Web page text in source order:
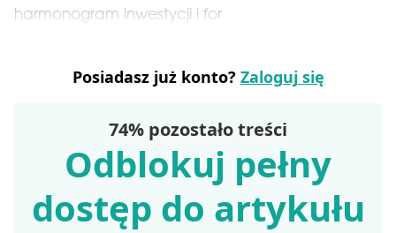
harmonogram inwestycji i for
Posiadasz już konto? Zaloguj się
74% pozostało treści
Odblokuj pełny
dostęp do artykułu